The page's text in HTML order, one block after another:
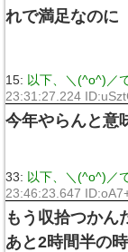
れで満足なのに
15: 以下、＼(^o^)／
23:31:27.224
今年やらんと意
33: 以下、＼(^o^)／
23:46:23.647
もう収拾つかん
あと2時間半の